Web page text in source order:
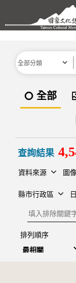
跳到主要內容區塊
分類
全部
查詢結果
資料來源 圖
縣市行政區
排除關鍵字
排列順序